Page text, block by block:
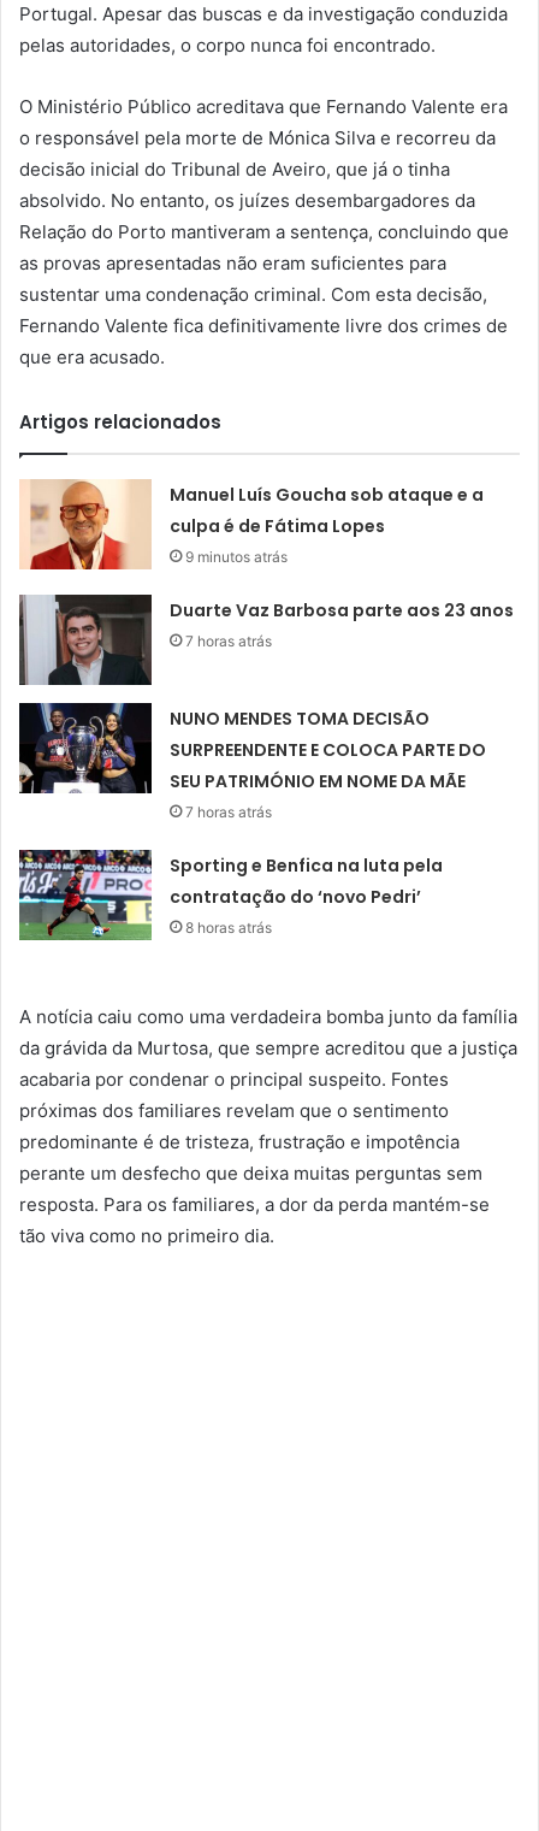
Portugal. Apesar das buscas e da investigação conduzida
pelas autoridades, o corpo nunca foi encontrado.
O Ministério Público acreditava que Fernando Valente era
o responsável pela morte de Mónica Silva e recorreu da
decisão inicial do Tribunal de Aveiro, que já o tinha
absolvido. No entanto, os juízes desembargadores da
Relação do Porto mantiveram a sentença, concluindo que
as provas apresentadas não eram suficientes para
sustentar uma condenação criminal. Com esta decisão,
Fernando Valente fica definitivamente livre dos crimes de
que era acusado.
Artigos relacionados
Manuel Luís Goucha sob ataque e a
culpa é de Fátima Lopes
9 minutos atrás
Duarte Vaz Barbosa parte aos 23 anos
7 horas atrás
NUNO MENDES TOMA DECISÃO
SURPREENDENTE E COLOCA PARTE DO
SEU PATRIMÓNIO EM NOME DA MÃE
7 horas atrás
Sporting e Benfica na luta pela
contratação do ‘novo Pedri’
8 horas atrás
A notícia caiu como uma verdadeira bomba junto da família
da grávida da Murtosa, que sempre acreditou que a justiça
acabaria por condenar o principal suspeito. Fontes
próximas dos familiares revelam que o sentimento
predominante é de tristeza, frustração e impotência
perante um desfecho que deixa muitas perguntas sem
resposta. Para os familiares, a dor da perda mantém-se
tão viva como no primeiro dia.